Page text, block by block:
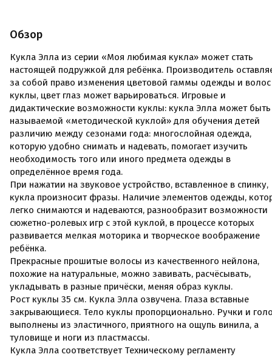
Обзор
Кукла Элла из серии «Моя любимая кукла» может стать
настоящей подружкой для ребёнка. Производитель
за собой право изменения цветовой гаммы одежды и волос
куклы, цвет глаз может варьироваться. Игровые и
дидактические возможности куклы: кукла Элла может быть
называемой «методической куклой» для обучения детей
различию между сезонами года: многослойная одежда,
которую удобно снимать и надевать, помогает изучить
необходимость того или иного предмета одежды в
определённое время года.
При нажатии на звуковое устройство, вставленное в спинку,
кукла произносит фразы. Наличие элементов одежды,
легко снимаются и надеваются, разнообразит возможности
сюжетно-ролевых игр с этой куклой, в процессе которых
развивается мелкая моторика и творческое воображение
ребёнка.
Прекрасные прошитые волосы из качественного нейлона,
похожие на натуральные, можно завивать, расчёсывать,
укладывать в разные причёски, меняя образ куклы.
Рост куклы 35 см. Кукла Элла озвучена. Глаза вставные
закрывающиеся. Тело куклы пропорционально. Ручки и
выполнены из эластичного, приятного на ощупь винила, а
туловище и ноги из пластмассы.
Кукла Элла соответствует Техническому регламенту